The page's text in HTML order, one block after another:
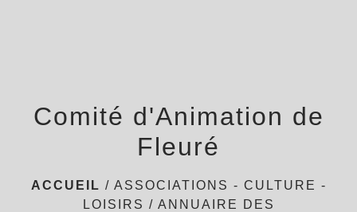
Comité d'Animation de
Fleuré
ACCUEIL / ASSOCIATIONS - CULTURE -
LOISIRS / ANNUAIRE DES